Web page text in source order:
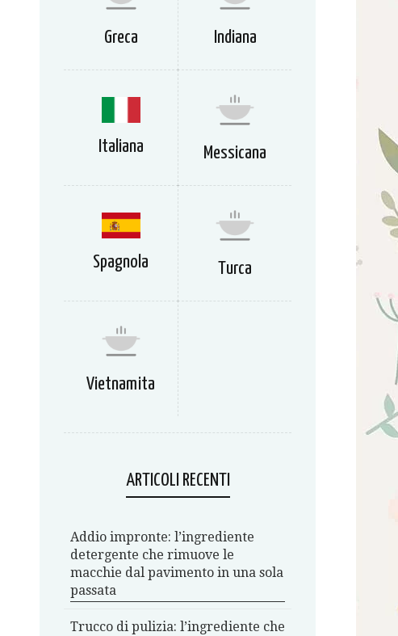
Greca Indiana
Italiana Messicana
Spagnola Turca
Vietnamita
ARTICOLI RECENTI
Addio impronte: l’ingrediente
detergente che rimuove le
macchie dal pavimento in una sola
passata
Trucco di pulizia: l’ingrediente che